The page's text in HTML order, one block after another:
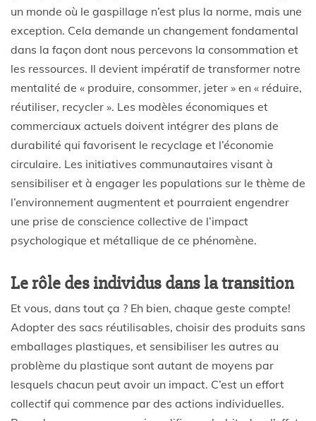
un monde où le gaspillage n’est plus la norme, mais une
exception. Cela demande un changement fondamental
dans la façon dont nous percevons la consommation et
les ressources. Il devient impératif de transformer notre
mentalité de « produire, consommer, jeter » en « réduire,
réutiliser, recycler ». Les modèles économiques et
commerciaux actuels doivent intégrer des plans de
durabilité qui favorisent le recyclage et l’économie
circulaire. Les initiatives communautaires visant à
sensibiliser et à engager les populations sur le thème de
l’environnement augmentent et pourraient engendrer
une prise de conscience collective de l’impact
psychologique et métallique de ce phénomène.
Le rôle des individus dans la transition
Et vous, dans tout ça ? Eh bien, chaque geste compte!
Adopter des sacs réutilisables, choisir des produits sans
emballages plastiques, et sensibiliser les autres au
problème du plastique sont autant de moyens par
lesquels chacun peut avoir un impact. C’est un effort
collectif qui commence par des actions individuelles.